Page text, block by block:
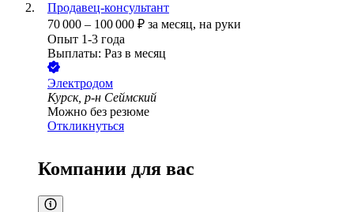
Продавец-консультант
70 000 – 100 000 ₽ за месяц, на руки
Опыт 1-3 года
Выплаты: Раз в месяц
Электродом
Курск, р-н Сеймский
Можно без резюме
Откликнуться
Компании для вас